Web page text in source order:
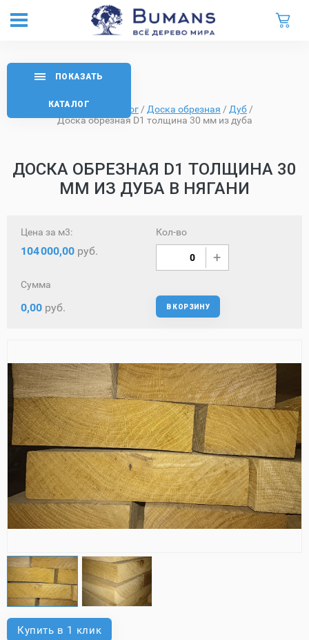
Главная Каталог / Доска обрезная / Дуб /
Доска обрезная D1 толщина 30 мм из дуба
ДОСКА ОБРЕЗНАЯ D1 ТОЛЩИНА 30
ММ ИЗ ДУБА В НЯГАНИ
ПОКАЗАТЬ
КАТАЛОГ
Цена за м3:
104000,00 руб.
Кол-во
Сумма
0,00 руб. В КОРЗИНУ
Купить в 1 клик